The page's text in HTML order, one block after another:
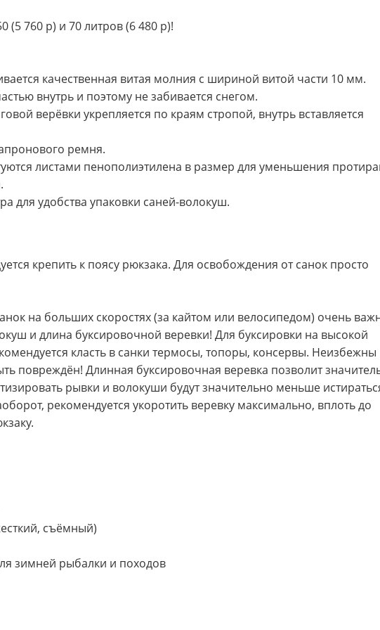
(5 760 р) и 70 литров (6 480 р)!
качественная витая молния с шириной витой части 10 мм.
внутрь и поэтому не забивается снегом.
верёвки укрепляется по краям стропой, внутрь вставляется
ремня.
листами пенополиэтилена в размер для уменьшения
для удобства упаковки саней-волокуш.
крепить к поясу рюкзака. Для освобождения от санок просто
на больших скоростях (за кайтом или велосипедом) очень
и длина буксировочной веревки! Для буксировки на высокой
класть в санки термосы, топоры, консервы. Неизбежны
повреждён! Длинная буксировочная веревка позволит
рывки и волокуши будут значительно меньше
рекомендуется укоротить веревку максимально, вплоть до
съёмный)
зимней рыбалки и походов